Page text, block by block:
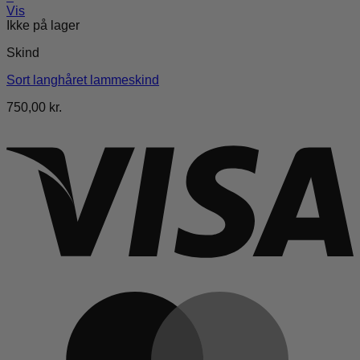
Vis
Ikke på lager
Skind
Sort langhåret lammeskind
750,00 kr.